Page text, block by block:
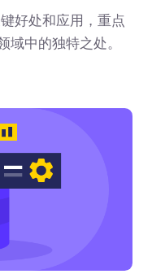
好处和应用，重点
域中的独特之处。